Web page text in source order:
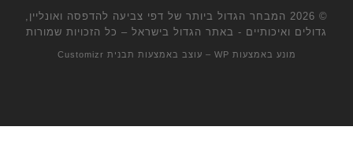
© 2026
המבחר הגדול ביותר של דפי צביעה להדפסה ואונליין,
גדולים ואיכותיים - באתר הגדול בישראל – כל הזכויות שמורות
מונע באמצעות WP – עוצב באמצעות תבנית Customizr